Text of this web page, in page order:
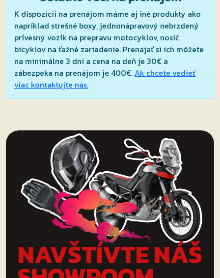
K dispozícii na prenájom máme aj iné produkty ako
napríklad strešné boxy, jednonápravový nebrzdený
prívesný vozík na prepravu motocyklov, nosič
bicyklov na ťažné zariadenie. Prenajať si ich môžete
na minimálne 3 dni a cena na deň je 30€ a
zábezpeka na prenájom je 400€.Ak chcete vedieť
viac kontaktujte nás.
NAVŠTÍVTE NÁŠ